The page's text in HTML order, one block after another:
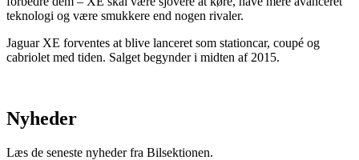
teknologi og være smukkere end nogen rivaler.
Jaguar XE forventes at blive lanceret som stationcar, coupé og
cabriolet med tiden. Salget begynder i midten af 2015.
Nyheder
Læs de seneste nyheder fra Bilsektionen.